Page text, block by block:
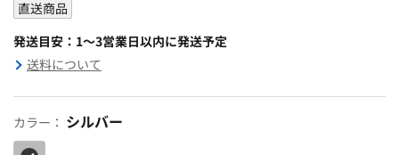
直送商品
発送目安：1～3営業日以内に発送予定
送料について
カラー： シルバー